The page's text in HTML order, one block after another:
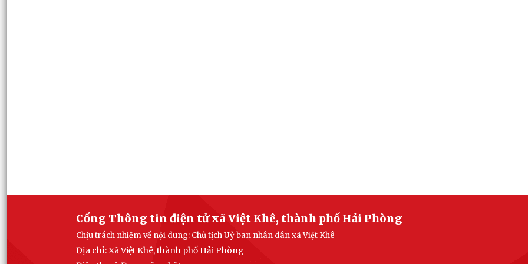
Cổng Thông tin điện tử xã Việt Khê, thành phố Hải Phòng
Chịu trách nhiệm về nội dung: Chủ tịch Uỷ ban nhân dân xã Việt Khê
Địa chỉ: Xã Việt Khê, thành phố Hải Phòng